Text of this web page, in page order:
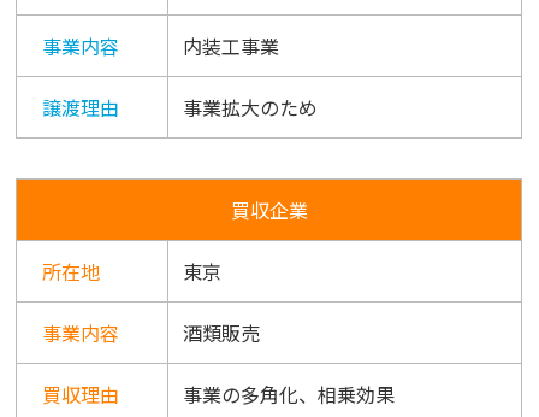
事業内容 内装工事業
譲渡理由 事業拡大のため
買収企業
所在地 東京
事業内容 酒類販売
買収理由 事業の多角化、相乗効果